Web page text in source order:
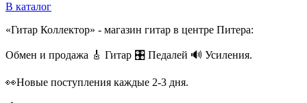
В каталог
«Гитар Коллектор» - магазин гитар в центре Питера:
Обмен и продажа 🎸 Гитар 🎛 Педалей 🔊 Усиления.
👀Новые поступления каждые 2-3 дня.